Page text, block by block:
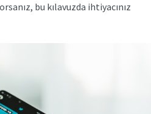
bu kılavuzda ihtiyacınız